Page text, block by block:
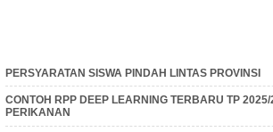
PERSYARATAN SISWA PINDAH LINTAS PROVINSI
CONTOH RPP DEEP LEARNING TERBARU TP 2025/
PERIKANAN